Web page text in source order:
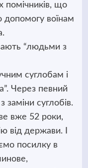
помічників, що
допомогу воїнам
“людьми з
суглобам і
Через певний
заміни суглобів.
вже 52 роки,
від держави. І
посилку в